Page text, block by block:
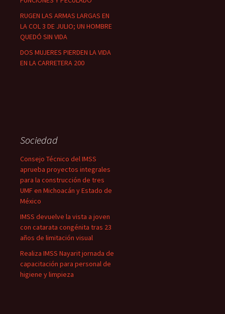
RUGEN LAS ARMAS LARGAS EN
LA COL 3 DE JULIO; UN HOMBRE
QUEDÓ SIN VIDA
DOS MUJERES PIERDEN LA VIDA
EN LA CARRETERA 200
Sociedad
Consejo Técnico del IMSS
aprueba proyectos integrales
para la construcción de tres
UMF en Michoacán y Estado de
México
IMSS devuelve la vista a joven
con catarata congénita tras 23
años de limitación visual
Realiza IMSS Nayarit jornada de
capacitación para personal de
higiene y limpieza